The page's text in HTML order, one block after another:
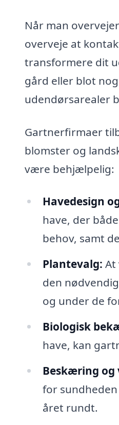
Når man
overveje at
transformere dit
gård eller blot
udendørsarealer
Gartnerfirmaer
blomster og
være behjælpelig:
Havedesign
have, der
behov, samt
Plantevalg: At
den
og under de
Biologisk
have, kan
Beskæring og
for
året rundt.